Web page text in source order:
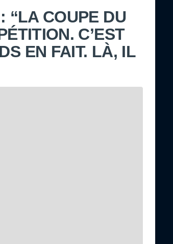
“LA COUPE DU
C’EST
EN FAIT. LÀ, IL